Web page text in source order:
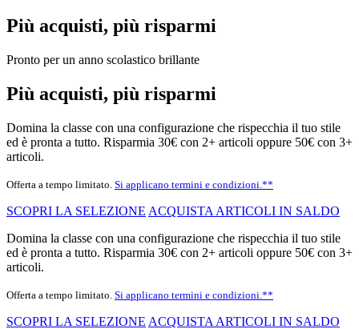
Più acquisti, più risparmi
Pronto per un anno scolastico brillante
Più acquisti, più risparmi
Domina la classe con una configurazione che rispecchia il tuo stile
ed è pronta a tutto. Risparmia 30€ con 2+ articoli oppure 50€ con 3+
articoli.
Offerta a tempo limitato. Si applicano termini e condizioni.**
SCOPRI LA SELEZIONE ACQUISTA ARTICOLI IN SALDO
Domina la classe con una configurazione che rispecchia il tuo stile
ed è pronta a tutto. Risparmia 30€ con 2+ articoli oppure 50€ con 3+
articoli.
Offerta a tempo limitato. Si applicano termini e condizioni.**
SCOPRI LA SELEZIONE ACQUISTA ARTICOLI IN SALDO